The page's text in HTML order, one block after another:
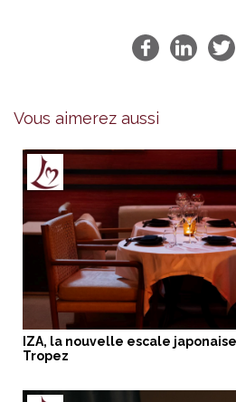
Vous aimerez aussi
IZA, la nouvelle escale
Tropez